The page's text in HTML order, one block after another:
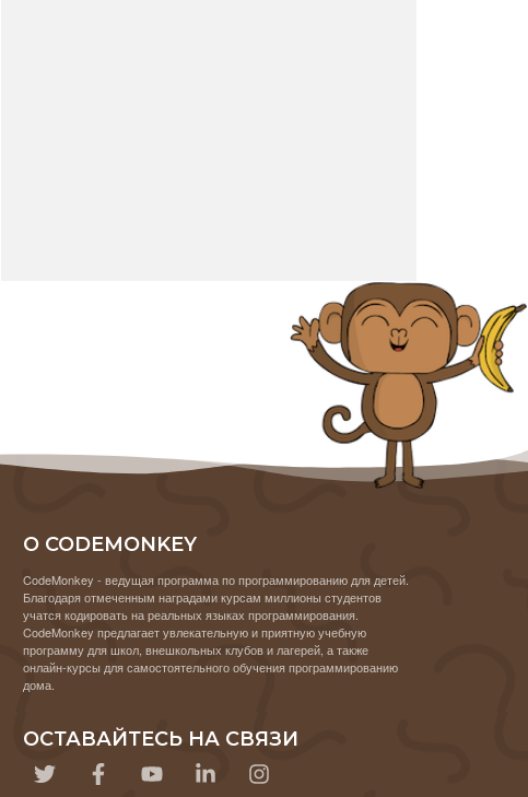
О CODEMONKEY
CodeMonkey - ведущая программа по программированию для детей.
Благодаря отмеченным наградами курсам миллионы студентов
учатся кодировать на реальных языках программирования.
CodeMonkey предлагает увлекательную и приятную учебную
программу для школ, внешкольных клубов и лагерей, а также
онлайн-курсы для самостоятельного обучения программированию
дома.
ОСТАВАЙТЕСЬ НА СВЯЗИ